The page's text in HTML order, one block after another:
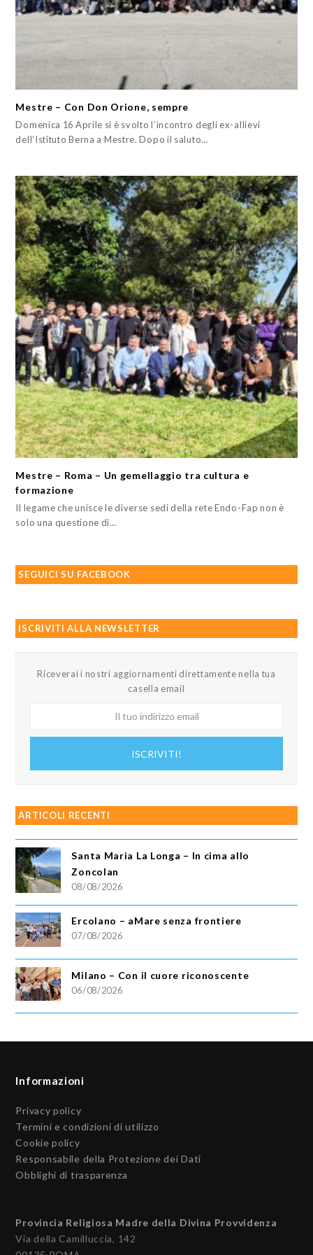
Mestre – Con Don Orione, sempre
Domenica 16 Aprile si è svolto l’incontro degli ex-allievi
dell’Istituto Berna a Mestre. Dopo il saluto…
Mestre – Roma – Un gemellaggio tra cultura e
formazione
Il legame che unisce le diverse sedi della rete Endo-Fap non è
solo una questione di…
SEGUICI SU FACEBOOK
ISCRIVITI ALLA NEWSLETTER
Riceverai i nostri aggiornamenti direttamente nella tua
casella email
ISCRIVITI!
ARTICOLI RECENTI
Santa Maria La Longa – In cima allo
Zoncolan
08/08/2026
Ercolano – aMare senza frontiere
07/08/2026
Milano – Con il cuore riconoscente
06/08/2026
Informazioni
Privacy policy
Termini e condizioni di utilizzo
Cookie policy
Responsabile della Protezione dei Dati
Obblighi di trasparenza
Provincia Religiosa Madre della Divina Provvidenza
Via della Camilluccia, 142